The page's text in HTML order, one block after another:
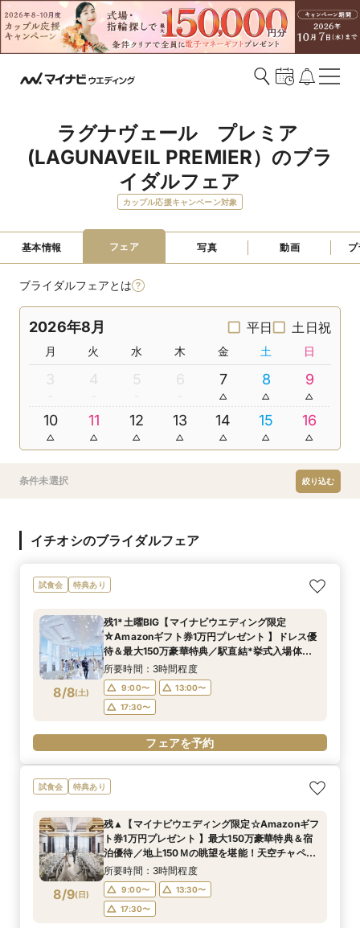
ラグナヴェール　プレミア
(LAGUNAVEIL PREMIER）のブラ
イダルフェア
カップル応援キャンペーン対象
基本情報 フェア 写真 動画
ブライダルフェアとは
2026年8月 平日 土日祝
月 火 水 木 金 土 日
3 4 5 6 7 8 9
10 11 12 13 14 15 16
条件未選択 絞り込む
イチオシのブライダルフェア
試食会 特典あり
8/8(土)
残1*土曜BIG【マイナビウエディング限定
☆Amazonギフト券1万円プレゼント 】ドレス優
待＆最大150万豪華特典／駅直結*挙式入場体験×
選べる2つの会場見学
所要時間：3時間程度
9:00〜
13:00〜
17:30〜
フェアを予約
試食会 特典あり
8/9(日)
残▲【マイナビウエディング限定☆Amazonギフ
ト券1万円プレゼント 】最大150万豪華特典＆宿
泊優待／地上150Ｍの眺望を堪能！天空チャペル
で感動挙式&上質貸切体験*BIGフェア
所要時間：3時間程度
9:00〜
13:30〜
17:30〜